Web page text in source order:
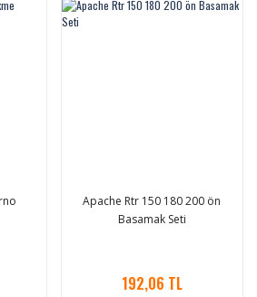
Apache Rtr 150 180 200 ön
Basamak Seti
192,06 TL